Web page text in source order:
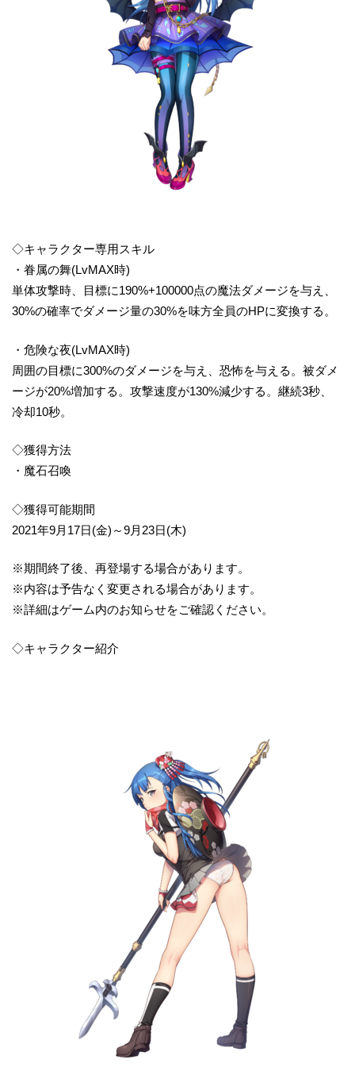
◇キャラクター専用スキル
・眷属の舞(LvMAX時)
単体攻撃時、目標に190%+100000点の魔法ダメージを与え、
30%の確率でダメージ量の30%を味方全員のHPに変換する。
・危険な夜(LvMAX時)
周囲の目標に300%のダメージを与え、恐怖を与える。被ダメ
ージが20%増加する。攻撃速度が130%減少する。継続3秒、
冷却10秒。
◇獲得方法
・魔石召喚
◇獲得可能期間
2021年9月17日(金)～9月23日(木)
※期間終了後、再登場する場合があります。
※内容は予告なく変更される場合があります。
※詳細はゲーム内のお知らせをご確認ください。
◇キャラクター紹介